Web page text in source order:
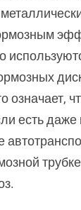
означает,
есть